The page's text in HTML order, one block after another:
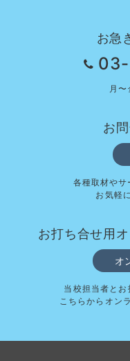
お急
月
お
各種取材やサ
お気軽
お打ち合せ用
オ
当校担当者と
こちらからオン